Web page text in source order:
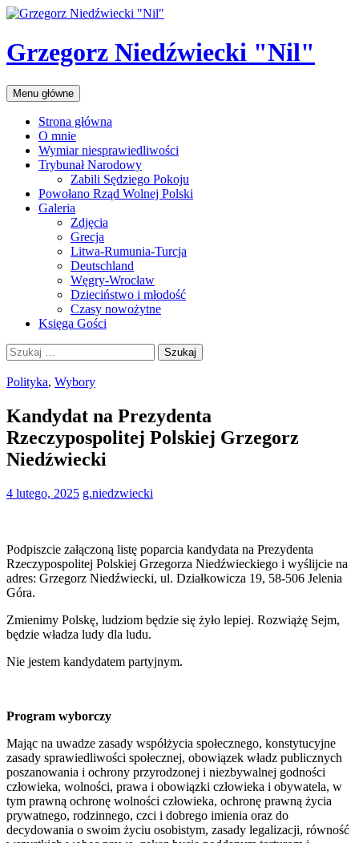
Przejdź
treści
Grzegorz Niedźwiecki "Nil"
Szukaj
Menu główne
Strona główna
O mnie
Wymiar niesprawiedliwości
Trybunał Narodowy
Zabili Sędziego Pokoju
Powołano Rząd Wolnej Polski
Galeria
Zdjęcia
Grecja
Litwa-Rumunia-Turcja
Deutschland
Węgry-Wrocław
Dzieciństwo i młodość
Czasy nowożytne
Księga Gości
Szukaj:
Polityka, Wybory
Kandydat na Prezydenta
Rzeczypospolitej Polskiej Grzegorz
Niedźwiecki
4 lutego, 2025 g.niedzwiecki
Podpiszcie załączoną listę poparcia kandydata na Prezydenta
Rzeczypospolitej Polskiej Grzegorza Niedźwieckiego i wyślijcie na
adres: Grzegorz Niedźwiecki, ul. Działkowicza 19, 58-506 Jelenia
Góra.
Zmienimy Polskę, ludziom będzie się żyło lepiej. Rozwiążę Sejm,
będzie władza ludy dla ludu.
Nie jestem kandydatem partyjnym.
Program wyborczy
Mając na uwadze zasady współżycia społecznego, konstytucyjne
zasady sprawiedliwości społecznej, obowiązek władz publicznych
poszanowania i ochrony przyrodzonej i niezbywalnej godności
człowieka, wolności, prawa i obowiązki człowieka i obywatela, w
tym prawną ochronę wolności człowieka, ochronę prawną życia
prywatnego, rodzinnego, czci i dobrego imienia oraz do
decydowania o swoim życiu osobistym, zasady legalizacji, równość